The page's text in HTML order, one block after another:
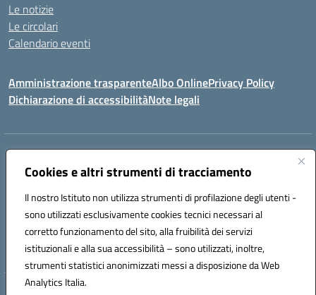
Cookies e altri strumenti di tracciamento
Il nostro Istituto non utilizza strumenti di profilazione degli utenti -
sono utilizzati esclusivamente cookies tecnici necessari al
corretto funzionamento del sito, alla fruibilità dei servizi
istituzionali e alla sua accessibilità – sono utilizzati, inoltre,
strumenti statistici anonimizzati messi a disposizione da Web
Analytics Italia.
Le notizie
Le circolari
Calendario eventi
Amministrazione trasparenteAlbo OnlinePrivacy Policy
Dichiarazione di accessibilitàNote legali
Indirizzo:
Centralino:+39 071 89 52 08 Email:anic82000a@istruzione.it
Codice fiscale: 93084540421
Codice meccanografico:
ANIC82000A
Codice unico di fatturazione (CUF): UFF6L6